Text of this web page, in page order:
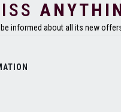
be informed about all its new